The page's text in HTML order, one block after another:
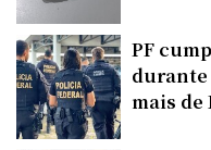
PF
durante
mais de